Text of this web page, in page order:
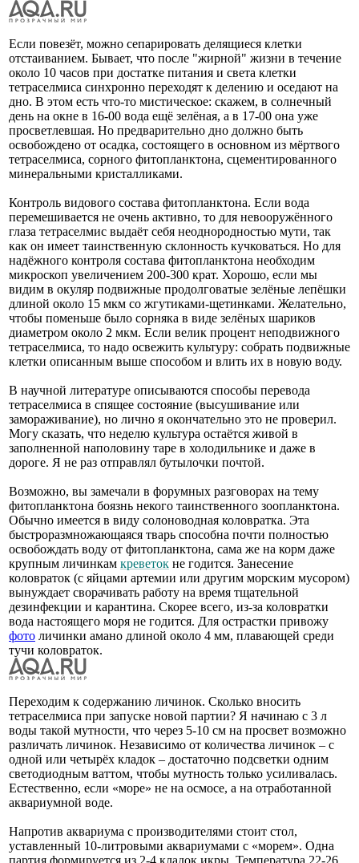
Если повезёт, можно сепарировать делящиеся клетки
отстаиванием. Бывает, что после "жирной" жизни в течение
около 10 часов при достатке питания и света клетки
тетраселмиса синхронно переходят к делению и оседают на
дно. В этом есть что-то мистическое: скажем, в солнечный
день на окне в 16-00 вода ещё зелёная, а в 17-00 она уже
просветлевшая. Но предварительно дно должно быть
освобождено от осадка, состоящего в основном из мёртвого
тетраселмиса, сорного фитопланктона, сцементированного
минеральными кристалликами.
Контроль видового состава фитопланктона. Если вода
перемешивается не очень активно, то для невооружённого
глаза тетраселмис выдаёт себя неоднородностью мути, так
как он имеет таинственную склонность кучковаться. Но для
надёжного контроля состава фитопланктона необходим
микроскоп увеличением 200-300 крат. Хорошо, если мы
видим в окуляр подвижные продолговатые зелёные лепёшки
длиной около 15 мкм со жгутиками-щетинками. Желательно,
чтобы поменьше было сорняка в виде зелёных шариков
диаметром около 2 мкм. Если велик процент неподвижного
тетраселмиса, то надо освежить культуру: собрать подвижные
клетки описанным выше способом и влить их в новую воду.
В научной литературе описываются способы перевода
тетраселмиса в спящее состояние (высушивание или
замораживание), но лично я окончательно это не проверил.
Могу сказать, что неделю культура остаётся живой в
заполненной наполовину таре в холодильнике и даже в
дороге. Я не раз отправлял бутылочки почтой.
Возможно, вы замечали в форумных разговорах на тему
фитопланктона боязнь некого таинственного зоопланктона.
Обычно имеется в виду солоноводная коловратка. Эта
быстроразмножающаяся тварь способна почти полностью
освобождать воду от фитопланктона, сама же на корм даже
крупным личинкам креветок не годится. Занесение
коловраток (с яйцами артемии или другим морским мусором)
вынуждает сворачивать работу на время тщательной
дезинфекции и карантина. Скорее всего, из-за коловратки
вода настоящего моря не годится. Для острастки привожу
фото личинки амано длиной около 4 мм, плавающей среди
тучи коловраток.
Переходим к содержанию личинок. Сколько вносить
тетраселмиса при запуске новой партии? Я начинаю с 3 л
воды такой мутности, что через 5-10 см на просвет возможно
различать личинок. Независимо от количества личинок – с
одной или четырёх кладок – достаточно подсветки одним
светодиодным ваттом, чтобы мутность только усиливалась.
Естественно, если «море» не на осмосе, а на отработанной
аквариумной воде.
Напротив аквариума с производителями стоит стол,
уставленный 10-литровыми аквариумами с «морем». Одна
партия формируется из 2-4 кладок икры. Температура 22-26.